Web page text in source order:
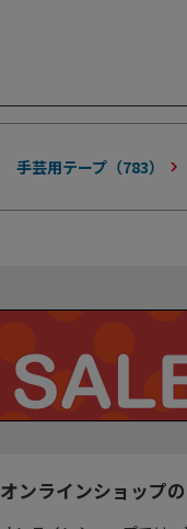
手芸用テープ（783）
オンラインショップ